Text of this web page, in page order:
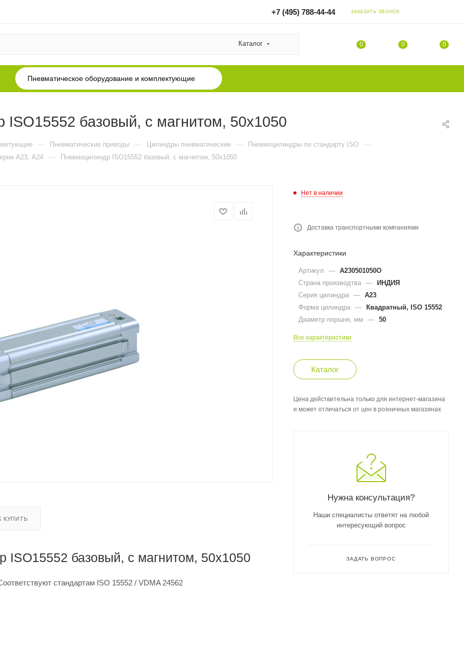
+7 (495) 788-44-44 ЗАКАЗАТЬ ЗВОНОК
Каталог 0 0 0
Пневматическое оборудование и комплектующие
базовый, с магнитом, 50x1050
— Пневматические приводы — Цилиндры пневматические — Пневмоцилиндры по стандарту ISO —
А23, А24 — Пневмоцилиндр ISO15552 базовый, с магнитом, 50x1050
КУПИТЬ
базовый, с магнитом, 50x1050
стандартам ISO 15552 / VDMA 24562
Нет в наличии
Доставка транспортными компаниями
Характеристики
Артикул — A230501050O
Страна производтва — ИНДИЯ
Серия цилиндра — A23
Форма цилиндра — Квадратный, ISO 15552
Диаметр поршня, мм
— 50
Все характеристики
Каталог
Цена действительна только для интернет-магазина
и может отличаться от цен в розничных магазинах
Нужна консультация?
Наши специалисты ответят на любой
интересующий вопрос
ЗАДАТЬ ВОПРОС